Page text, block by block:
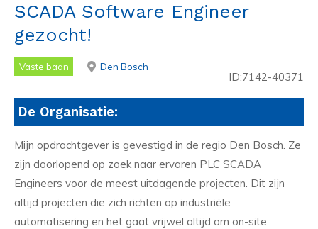
SCADA Software Engineer
gezocht!
Vaste baan Den Bosch
ID:7142-40371
De Organisatie:
Mijn opdrachtgever is gevestigd in de regio Den Bosch. Ze
zijn doorlopend op zoek naar ervaren PLC SCADA
Engineers voor de meest uitdagende projecten. Dit zijn
altijd projecten die zich richten op industriële
automatisering en het gaat vrijwel altijd om on-site